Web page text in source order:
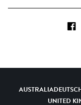
AUSTRALIA
UNITED